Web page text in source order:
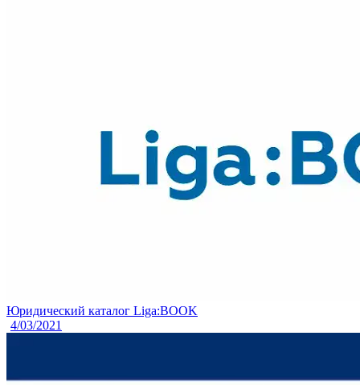
Юридический каталог Liga:BOOK
4/03/2021